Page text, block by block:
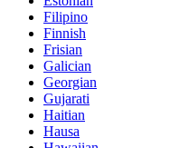
Filipino
Finnish
Frisian
Galician
Georgian
Gujarati
Haitian
Hausa